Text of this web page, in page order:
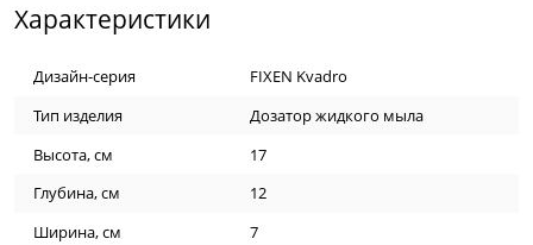
Характеристики
Дизайн-серия
FIXEN Kvadro
Тип изделия
Дозатор жидкого мыла
Высота, см
17
Глубина, см
12
Ширина, см
7